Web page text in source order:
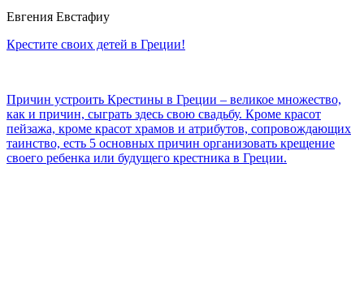
Евгения Евстафиу
Крестите своих детей в Греции!
Причин устроить Крестины в Греции – великое множество,
как и причин, сыграть здесь свою свадьбу. Кроме красот
пейзажа, кроме красот храмов и атрибутов, сопровождающих
таинство, есть 5 основных причин организовать крещение
своего ребенка или будущего крестника в Греции.